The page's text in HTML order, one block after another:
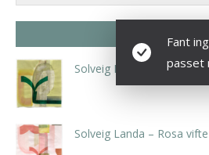
Fant
passet
Nyheter
Solveig Landa – Grønn
Solveig Landa – Rosa vifte